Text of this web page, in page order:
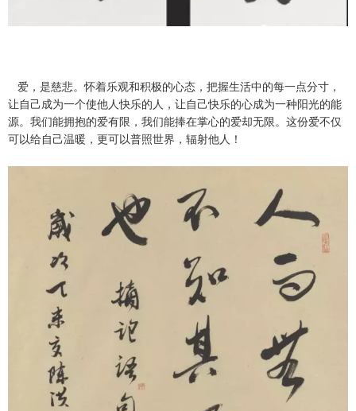
爱，是慈悲。怀着乐观和积极的心态，把握生活中的每一点分寸，
让自己成为一个使他人快乐的人，让自己快乐的心成为一种阳光的能
源。我们能拥抱的爱有限，我们能捧在掌心的爱却无限。这份爱不仅
可以给自己温暖，更可以普照世界，辐射他人！